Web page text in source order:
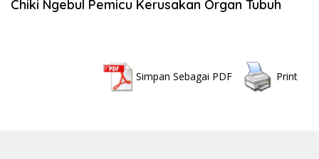
Chiki Ngebul Pemicu Kerusakan Organ Tubuh
Simpan Sebagai PDF Print